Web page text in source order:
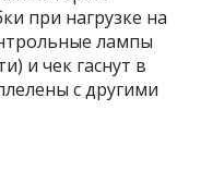
при нагрузке на
лампы
и чек гаснут в
с другими